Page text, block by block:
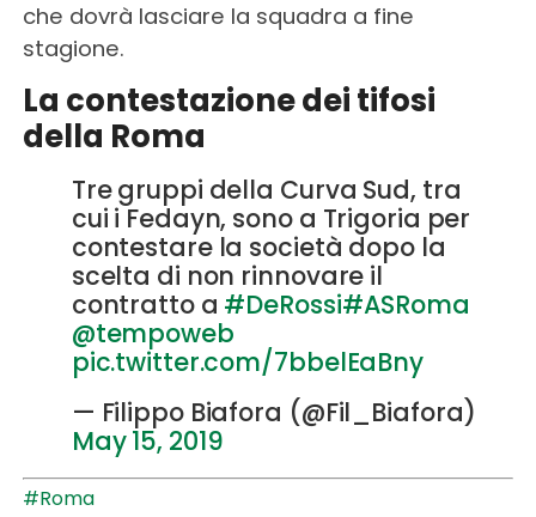
che dovrà lasciare la squadra a fine
stagione.
La contestazione dei tifosi
della Roma
Tre gruppi della Curva Sud, tra
cui i Fedayn, sono a Trigoria per
contestare la società dopo la
scelta di non rinnovare il
contratto a #DeRossi#ASRoma
@tempoweb
pic.twitter.com/7bbelEaBny
— Filippo Biafora (@Fil_Biafora)
May 15, 2019
#Roma